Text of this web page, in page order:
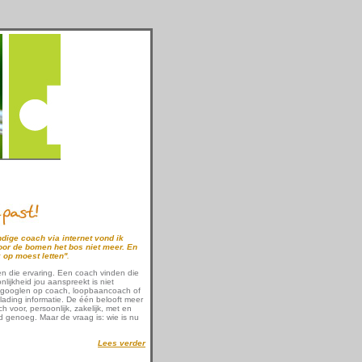
coach via internet vond ik
de bomen het bos niet meer. En
moest letten''.
die ervaring. Een coach vinden die
jou aanspreekt is niet
op coach, loopbaancoach of
informatie. De één belooft meer
voor, persoonlijk, zakelijk, met en
genoeg. Maar de vraag is: wie is nu
Lees verder